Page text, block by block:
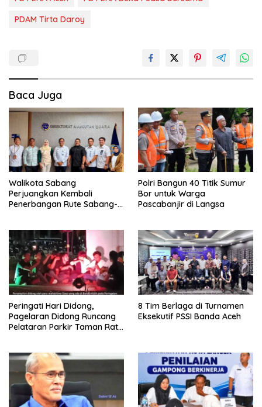
PDAM Tirta Daroy
Baca Juga
Walikota Sabang
Perjuangkan Kembali
Penerbangan Rute Sabang-
Polri Bangun 40 Titik Sumur
Bor untuk Warga
Pascabanjir di Langsa
Peringati Hari Didong,
Pagelaran Didong Runcang
Pelataran Parkir Taman Ratu
8 Tim Berlaga di Turnamen
Eksekutif PSSI Banda Aceh